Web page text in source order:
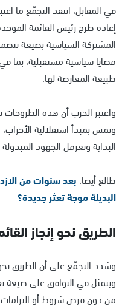
في المقابل، انتقد التجمّع ما
إعادة طرح رئيس القائمة
المشتركة السياسية بصيغة
قضايا سياسية مستقبلية،
طبيعة المعارضة لها.
واعتبر الحزب أن هذه الطروحات
وتمس بمبدأ استقلالية
البداية وتعرقل الجهود
طالع أيضا: بعد سنوات من
البديلة موجة تعثر جديدة؟
الطريق نحو إنجاز
وشدد التجمّع على أن الطريق
ويتمثل في التوافق على صيغة
من دون فرض شروط أو